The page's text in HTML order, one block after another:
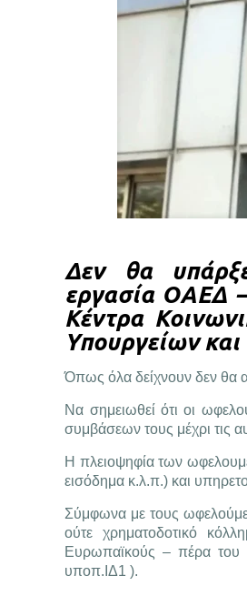
Δεν θα
εργασία ΟΑΕΔ
Κέντρα
Υπουργείων
Όπως όλα δείχνουν δεν θα
Να σημειωθεί ότι οι
συμβάσεων τους μέχρι τις
Η πλειοψηφία των
εισόδημα κ.λ.π.) και
Σύμφωνα με τους
ούτε χρηματοδοτικό
Ευρωπαϊκούς – πέρα του
υποπ.ΙΔ1 ).